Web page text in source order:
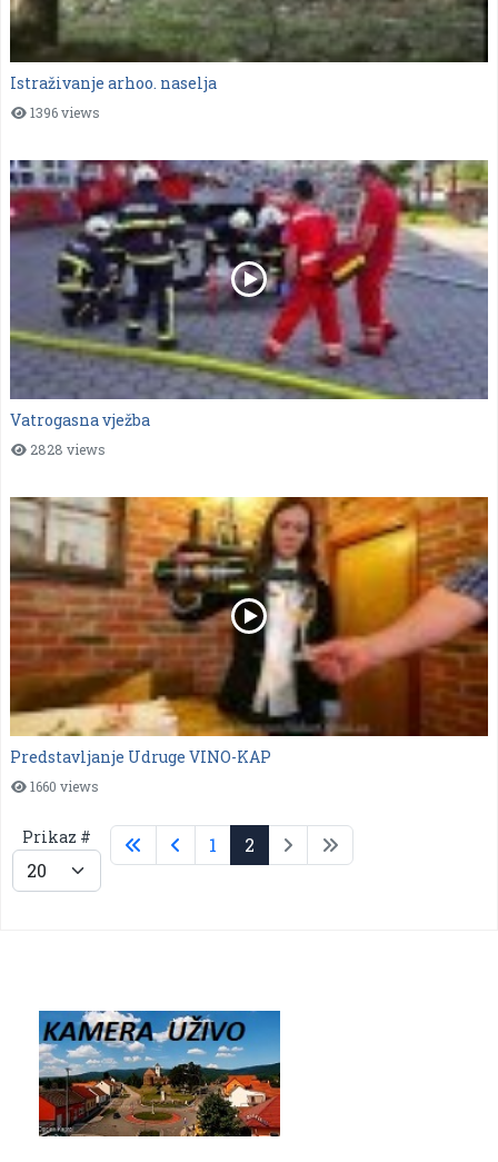
Istraživanje arhoo. naselja
1396 views
Vatrogasna vježba
2828 views
Predstavljanje Udruge VINO-KAP
1660 views
Prikaz # 1 2